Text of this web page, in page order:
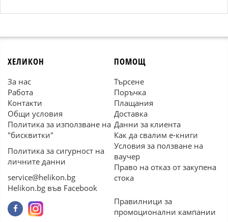
ХЕЛИКОН
За нас
Работа
Контакти
Общи условия
Политика за използване на
"бисквитки"
Политика за сигурност на
личните данни
service@helikon.bg
Helikon.bg във Facebook
ПОМОЩ
Търсене
Поръчка
Плащания
Доставка
Данни за клиента
Как да свалим е-книги
Условия за ползване на
ваучер
Право на отказ от закупена
стока
Правилници за
промоционални кампании